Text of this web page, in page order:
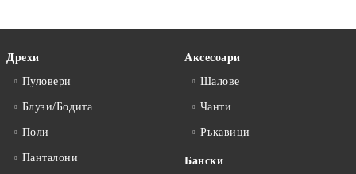
Дрехи
Пуловери
Блузи/Бодита
Поли
Панталони
Аксесоари
Шалове
Чанти
Ръкавици
Бански